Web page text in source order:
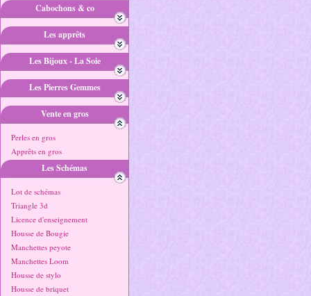
Cabochons & co
Les apprêts
Les Bijoux - La Soie
Les Pierres Gemmes
Vente en gros
Perles en gros
Apprêts en gros
Les Schémas
Lot de schémas
Triangle 3d
Licence d'enseignement
Housse de Bougie
Manchettes peyote
Manchettes Loom
Housse de stylo
Housse de briquet